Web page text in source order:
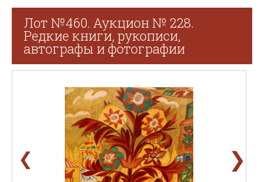
Лот №460. Аукцион № 228.
Редкие книги, рукописи,
автографы и фотографии
❮ ❯